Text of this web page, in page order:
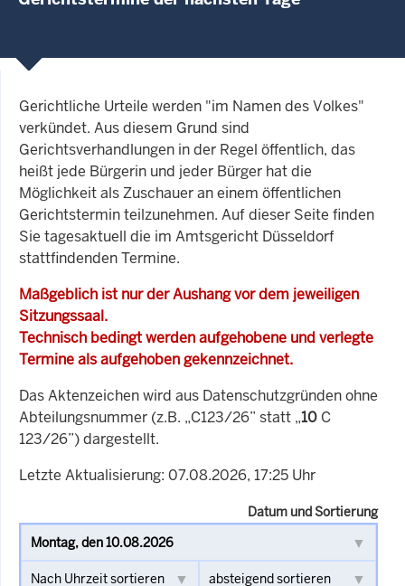
Gerichtliche Urteile werden "im Namen des Volkes"
verkündet. Aus diesem Grund sind
Gerichtsverhandlungen in der Regel öffentlich, das
heißt jede Bürgerin und jeder Bürger hat die
Möglichkeit als Zuschauer an einem öffentlichen
Gerichtstermin teilzunehmen. Auf dieser Seite finden
Sie tagesaktuell die im Amtsgericht Düsseldorf
stattfindenden Termine.
Maßgeblich ist nur der Aushang vor dem jeweiligen
Sitzungssaal.
Technisch bedingt werden aufgehobene und verlegte
Termine als aufgehoben gekennzeichnet.
Das Aktenzeichen wird aus Datenschutzgründen ohne
Abteilungsnummer (z.B. „C123/26” statt „10 C
123/26”) dargestellt.
Letzte Aktualisierung: 07.08.2026, 17:25 Uhr
Datum und Sortierung